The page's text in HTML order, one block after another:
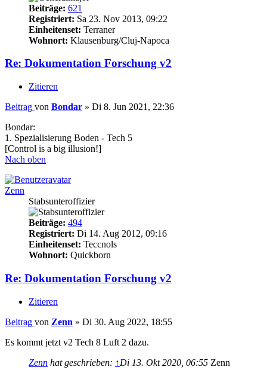
Beiträge: 621
Registriert: Sa 23. Nov 2013, 09:22
Einheitenset: Terraner
Wohnort: Klausenburg/Cluj-Napoca
Re: Dokumentation Forschung v2
Zitieren
Beitrag von Bondar » Di 8. Jun 2021, 22:36
Bondar:
1. Spezialisierung Boden - Tech 5
[Control is a big illusion!]
Nach oben
Zenn
Stabsunteroffizier
Beiträge: 494
Registriert: Di 14. Aug 2012, 09:16
Einheitenset: Teccnols
Wohnort: Quickborn
Re: Dokumentation Forschung v2
Zitieren
Beitrag von Zenn » Di 30. Aug 2022, 18:55
Es kommt jetzt v2 Tech 8 Luft 2 dazu.
Zenn hat geschrieben: ↑Di 13. Okt 2020, 06:55 Zenn